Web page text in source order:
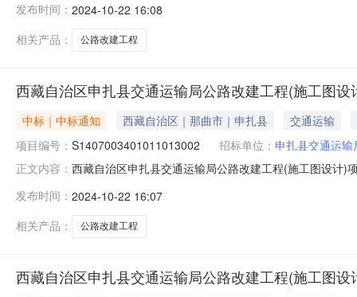
卡乡人民政府至曲松普6村公路改建工程项目施工图设计
发布时间： 2024-10-22 16:08
相关产品：
公路改建工程
西藏自治区申扎县交通运输局公路改建工程(施工图
中标｜中标通知 西藏自治区｜那曲市｜申扎县
交通运输
项目编号： S1407003401011013002 招标单位： 申扎县交通运输
正文内容： 西藏自治区申扎县交通运输局公路改建工程(施工图设计
卡乡人民政府至曲松普6村公路改建工程项目施工图设计
发布时间： 2024-10-22 16:07
相关产品：
公路改建工程
西藏自治区申扎县交通运输局公路改建工程(施工图